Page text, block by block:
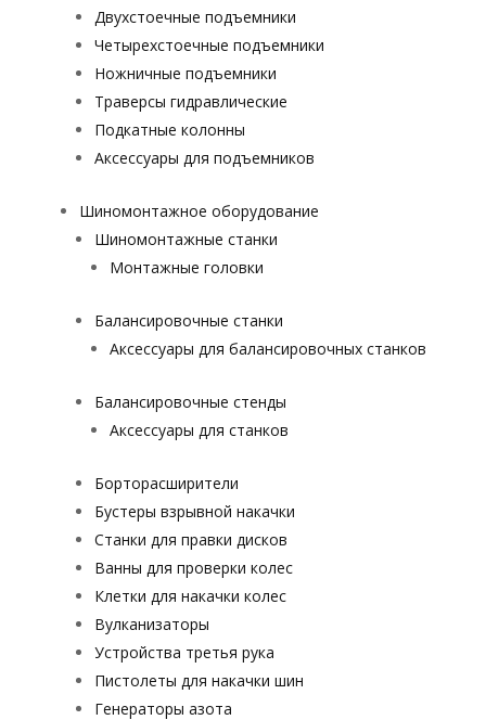
Двухстоечные подъемники
Четырехстоечные подъемники
Ножничные подъемники
Траверсы гидравлические
Подкатные колонны
Аксессуары для подъемников
Шиномонтажное оборудование
Шиномонтажные станки
Монтажные головки
Балансировочные станки
Аксессуары для балансировочных станков
Балансировочные стенды
Аксессуары для станков
Борторасширители
Бустеры взрывной накачки
Станки для правки дисков
Ванны для проверки колес
Клетки для накачки колес
Вулканизаторы
Устройства третья рука
Пистолеты для накачки шин
Генераторы азота